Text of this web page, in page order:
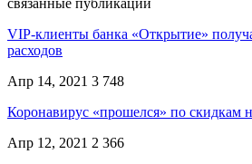
VIP-клиенты банка «Открытие»
расходов
Апр 14, 2021 3 748
Коронавирус «прошелся» по скидкам
Апр 12, 2021 2 366